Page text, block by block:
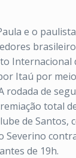
e o
Internacional
Itaú por
rodada de
total
de Santos,
Severino
de 19h.